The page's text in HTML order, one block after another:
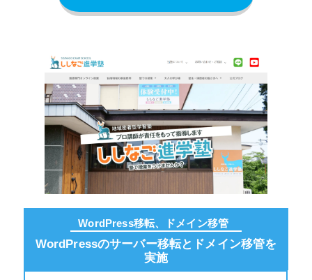
WordPress移転、ドメイン移管
WordPressのサーバー移転とドメイン移管を
実施